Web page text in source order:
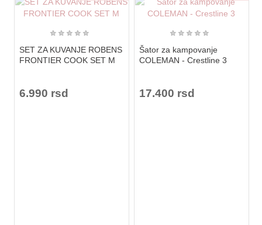
★ ★ ★ ★ ★
SET ZA KUVANJE ROBENS
FRONTIER COOK SET M
6.990 rsd
★ ★ ★ ★ ★
Šator za kampovanje
COLEMAN - Crestline 3
17.400 rsd